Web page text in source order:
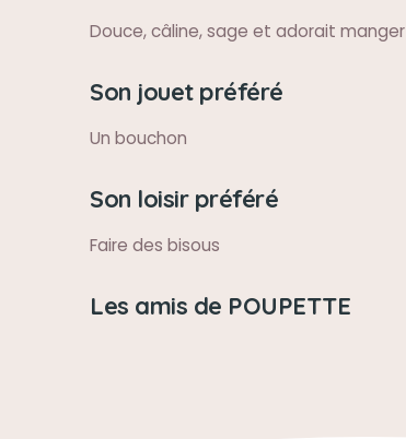
Douce, câline, sage et adorait manger
Son jouet préféré
Un bouchon
Son loisir préféré
Faire des bisous
Les amis de POUPETTE